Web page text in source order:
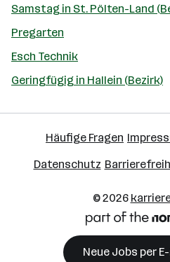
Samstag in St. Pölten-Land
Pregarten
Esch Technik
Geringfügig in Hallein (Bezirk)
Häufige Fragen
Datenschutz
© 2026
Neue Jobs per